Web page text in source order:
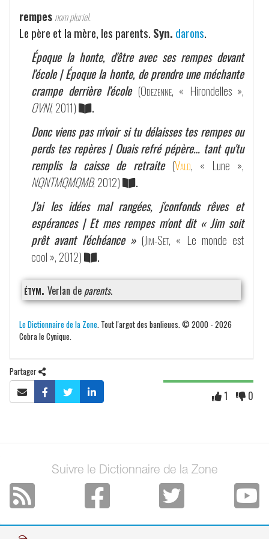
rempes nom pluriel.
Le père et la mère, les parents. Syn. darons.
Époque la honte, d'être avec ses rempes devant
l'école | Époque la honte, de prendre une méchante
crampe derrière l'école (Odezenne, « Hirondelles »,
OVNI, 2011)
.
Donc viens pas m'voir si tu délaisses tes rempes ou
perds tes repères | Ouais refré pépère… tant qu'tu
remplis la caisse de retraite (Vald, « Lune »,
NQNTMQMQMB, 2012)
.
J'ai les idées mal rangées, j'confonds rêves et
espérances | Et mes rempes m'ont dit « Jim soit
prêt avant l'échéance » (Jim-Set, « Le monde est
cool », 2012)
.
étym. Verlan de parents.
Le Dictionnaire de la Zone . Tout l'argot des banlieues. © 2000 - 2026
Cobra le Cynique.
Partager
1 0
Suivre le Dictionnaire de la Zone